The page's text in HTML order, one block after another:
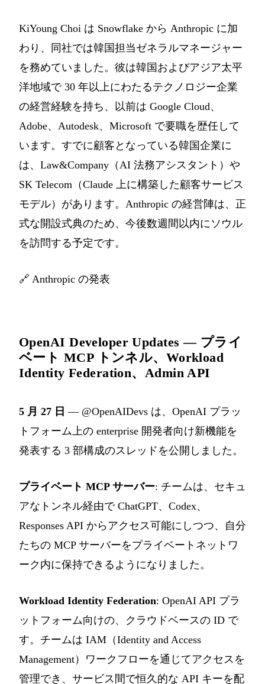
KiYoung Choi は Snowflake から Anthropic に加
わり、同社では韓国担当ゼネラルマネージャー
を務めていました。彼は韓国およびアジア太平
洋地域で 30 年以上にわたるテクノロジー企業
の経営経験を持ち、以前は Google Cloud、
Adobe、Autodesk、Microsoft で要職を歴任して
います。すでに顧客となっている韓国企業に
は、Law&Company（AI 法務アシスタント）や
SK Telecom（Claude 上に構築した顧客サービス
モデル）があります。Anthropic の経営陣は、正
式な開設式典のため、今後数週間以内にソウル
を訪問する予定です。
🔗 Anthropic の発表
OpenAI Developer Updates — プライ
ベート MCP トンネル、Workload
Identity Federation、Admin API
5 月 27 日 — @OpenAIDevs は、OpenAI プラッ
トフォーム上の enterprise 開発者向け新機能を
発表する 3 部構成のスレッドを公開しました。
プライベート MCP サーバー: チームは、セキュ
アなトンネル経由で ChatGPT、Codex、
Responses API からアクセス可能にしつつ、自分
たちの MCP サーバーをプライベートネットワ
ーク内に保持できるようになりました。
Workload Identity Federation: OpenAI API プラ
ットフォーム向けの、クラウドベースの ID で
す。チームは IAM（Identity and Access
Management）ワークフローを通じてアクセスを
管理でき、サービス間で恒久的な API キーを配